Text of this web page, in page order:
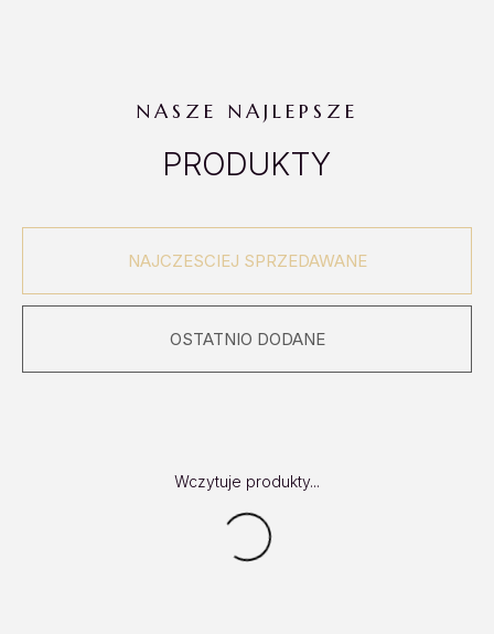
NASZE NAJLEPSZE
PRODUKTY
NAJCZESCIEJ SPRZEDAWANE
OSTATNIO DODANE
Wczytuje produkty...